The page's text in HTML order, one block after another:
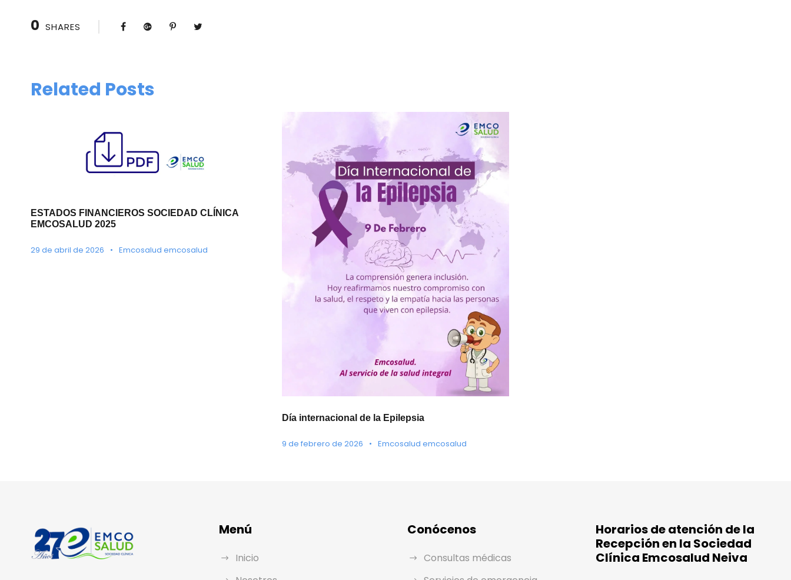
0 SHARES
Related Posts
ESTADOS FINANCIEROS SOCIEDAD CLÍNICA
EMCOSALUD 2025
29 de abril de 2026 • Emcosalud emcosalud
Día internacional de la Epilepsia
9 de febrero de 2026 • Emcosalud emcosalud
Menú
Inicio
Conócenos
Consultas médicas
Horarios de atención de la
Recepción en la Sociedad
Clínica Emcosalud Neiva